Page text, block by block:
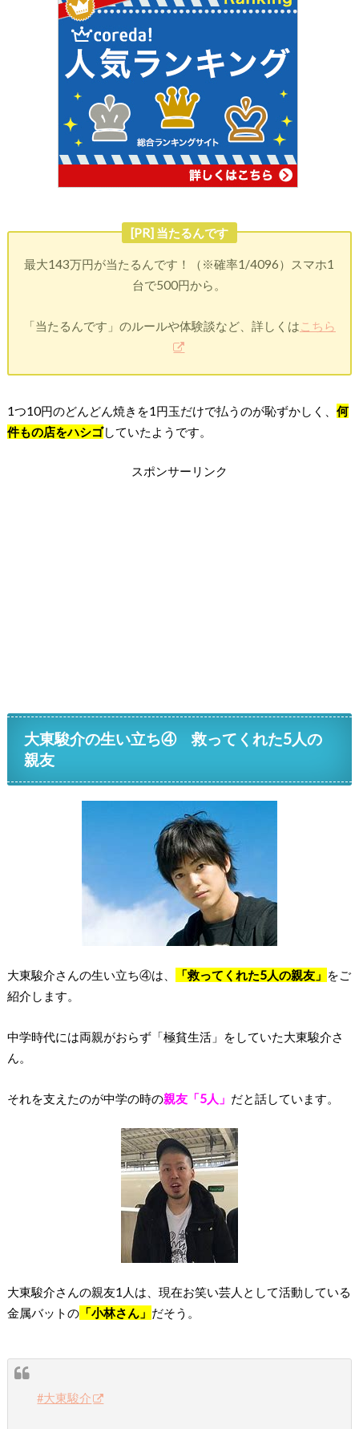
[PR] 当たるんです
最大143万円が当たるんです！（※確率1/4096）スマホ1
台で500円から。
「当たるんです」のルールや体験談など、詳しくは こちら
1つ10円のどんどん焼きを1円玉だけで払うのが恥ずかしく、 何
件もの店をハシゴしていたようです。
スポンサーリンク
大東駿介の生い立ち④ 救ってくれた5人の
親友
大東駿介さんの生い立ち④は、 「救ってくれた5人の親友」 をご
紹介します。
中学時代には両親がおらず「極貧生活」をしていた大東駿介さ
ん。
それを支えたのが中学の時の親友「5人」 だと話しています。
大東駿介さんの親友1人は、現在お笑い芸人として活動している
金属バットの「小林さん」 だそう。
#大東駿介